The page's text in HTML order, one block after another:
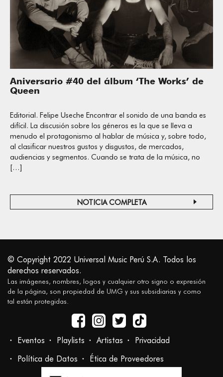
Aniversario #40 del álbum ‘The Works’ de
Queen
Editorial. Felipe Useche Encontrar el sonido de una banda es
difícil. La discusión sobre los géneros es la que se lleva a
menudo el protagonismo al hablar de música y, sobre todo,
al clasificar nuestros gustos y disgustos, de mercados,
audiencias y segmentos. Cuando se trata de la música, no
[…]
NOTICIA COMPLETA
© Copyright 2022 Universal Music Perú S.A. Todos los
derechos reservados.
Las imágenes, nombres, logos y cualquier otro signo o expresión
de la página, son propiedad de UMG y sus subsidiarias y como
tal están protegidas.
Eventos Playlists Artistas
Privacidad
Política de Datos
Ética de Proveedores